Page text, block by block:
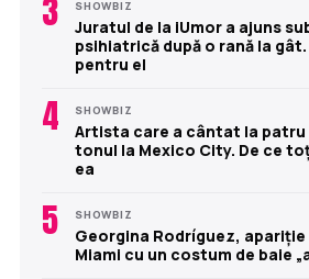
3 SHOWBIZ
Juratul de la iUmor a ajuns
psihiatrică după o rană la
pentru el
4 SHOWBIZ
Artista care a cântat la patru
tonul la Mexico City. De ce
ea
5 SHOWBIZ
Georgina Rodríguez, apariție
Miami cu un costum de baie